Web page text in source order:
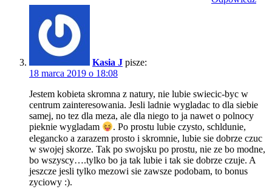
Kasia J pisze:
18 marca 2019 o 18:08
Jestem kobieta skromna z natury, nie lubie swiecic-byc w
centrum zainteresowania. Jesli ladnie wygladac to dla siebie
samej, no tez dla meza, ale dla niego to ja nawet o polnocy
pieknie wygladam
. Po prostu lubie czysto, schldunie,
elegancko a zarazem prosto i skromnie, lubie sie dobrze czuc
w swojej skorze. Tak po swojsku po prostu, nie ze bo modne,
bo wszyscy….tylko bo ja tak lubie i tak sie dobrze czuje. A
jeszcze jesli tylko mezowi sie zawsze podobam, to bonus
zyciowy :).